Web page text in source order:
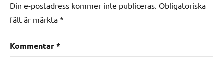
Din e-postadress kommer inte publiceras. Obligatoriska
fält är märkta *
Kommentar*